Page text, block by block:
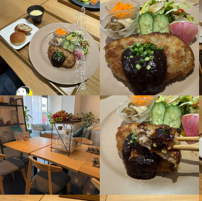
店名
KITEYA
勤務地
愛知県名古屋市東区徳川町1904 シャロームK 1F
連絡先
052-938-9108
法人名・事業者名
KITEYA
最終更新日2025/10/20